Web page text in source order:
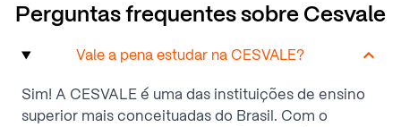
Perguntas frequentes sobre Cesvale
Vale a pena estudar na CESVALE?
Sim! A CESVALE é uma das instituições de ensino
superior mais conceituadas do Brasil. Com o